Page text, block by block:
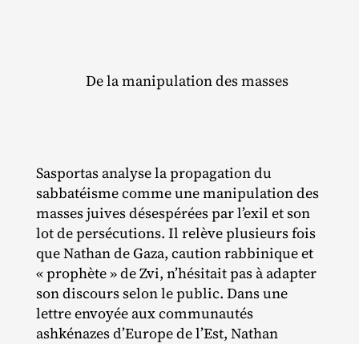
De la manipulation des masses
Sasportas analyse la propagation du
sabbatéisme comme une manipulation des
masses juives désespérées par l’exil et son
lot de persécutions. Il relève plusieurs fois
que Nathan de Gaza, caution rabbinique et
« prophète » de Zvi, n’hésitait pas à adapter
son discours selon le public. Dans une
lettre envoyée aux communautés
ashkénazes d’Europe de l’Est, Nathan